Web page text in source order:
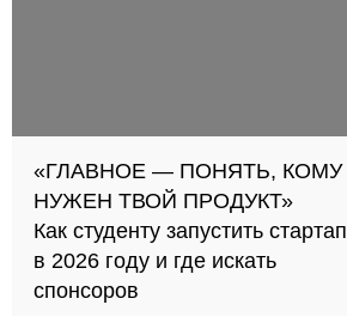
«ГЛАВНОЕ — ПОНЯТЬ, КОМУ
НУЖЕН ТВОЙ ПРОДУКТ»
Как студенту запустить стартап
в 2026 году и где искать
спонсоров